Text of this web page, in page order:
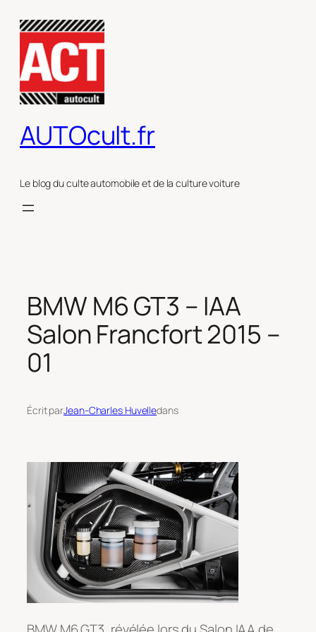
contenu
AUTOcult.fr
Le blog du culte automobile et de la culture voiture
BMW M6 GT3 – IAA
Salon Francfort 2015 –
01
Écrit parJean-Charles Huvelledans